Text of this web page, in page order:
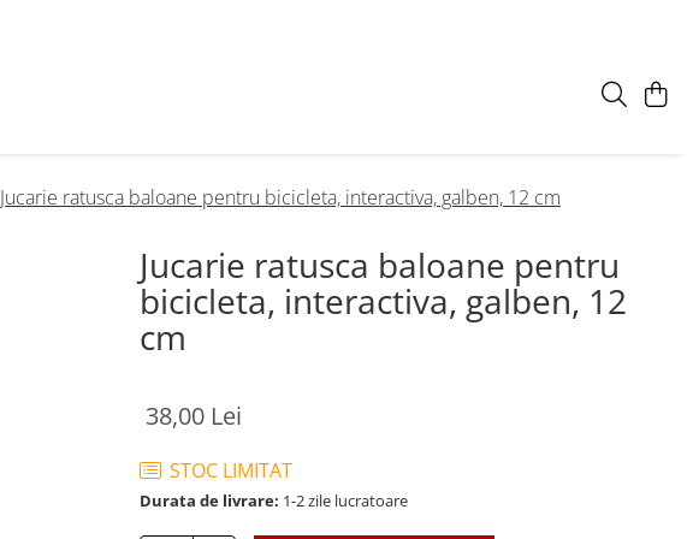
Jucarie ratusca baloane pentru bicicleta, interactiva, galben, 12 cm
Jucarie ratusca baloane pentru
bicicleta, interactiva, galben, 12
cm
38,00 Lei
STOC LIMITAT
Durata de livrare: 1-2 zile lucratoare